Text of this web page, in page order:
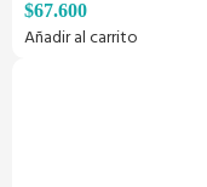
$67.600
Añadir al carrito